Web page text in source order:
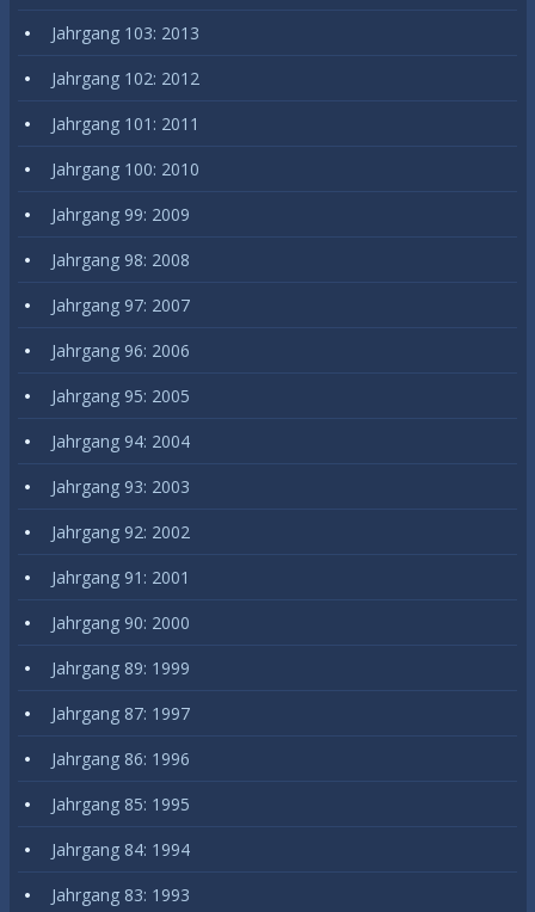
Jahrgang 103: 2013
Jahrgang 102: 2012
Jahrgang 101: 2011
Jahrgang 100: 2010
Jahrgang 99: 2009
Jahrgang 98: 2008
Jahrgang 97: 2007
Jahrgang 96: 2006
Jahrgang 95: 2005
Jahrgang 94: 2004
Jahrgang 93: 2003
Jahrgang 92: 2002
Jahrgang 91: 2001
Jahrgang 90: 2000
Jahrgang 89: 1999
Jahrgang 87: 1997
Jahrgang 86: 1996
Jahrgang 85: 1995
Jahrgang 84: 1994
Jahrgang 83: 1993